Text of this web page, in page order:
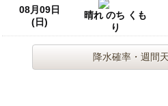
08月09日
(日)
晴れ のち くも
り
降水確率・週間